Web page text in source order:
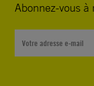
Abonnez-vous à